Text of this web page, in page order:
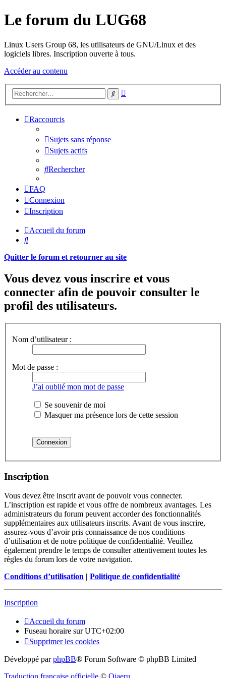
Le forum du LUG68
Linux Users Group 68, les utilisateurs de GNU/Linux et des
logiciels libres. Inscription ouverte à tous.
Accéder au contenu
Rechercher
Raccourcis
Sujets sans réponse
Sujets actifs
Rechercher
FAQ
Connexion
Inscription
Accueil du forum
Rechercher
Quitter le forum et retourner au site
Vous devez vous inscrire et vous
connecter afin de pouvoir consulter le
profil des utilisateurs.
Nom d’utilisateur :
Mot de passe :
J’ai oublié mon mot de passe
Se souvenir de moi
Masquer ma présence lors de cette session
Inscription
Vous devez être inscrit avant de pouvoir vous connecter.
L’inscription est rapide et vous offre de nombreux avantages. Les
administrateurs du forum peuvent accorder des fonctionnalités
supplémentaires aux utilisateurs inscrits. Avant de vous inscrire,
assurez-vous d’avoir pris connaissance de nos conditions
d’utilisation et de notre politique de confidentialité. Veuillez
également prendre le temps de consulter attentivement toutes les
règles du forum lors de votre navigation.
Conditions d’utilisation | Politique de confidentialité
Inscription
Accueil du forum
Fuseau horaire surUTC+02:00
Supprimer les cookies
Développé parphpBB® Forum Software © phpBB Limited